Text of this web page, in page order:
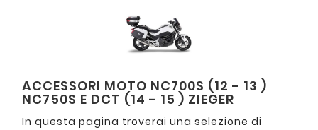
ACCESSORI MOTO NC700S (12 - 13 )
NC750S E DCT (14 - 15 ) ZIEGER
In questa pagina troverai una selezione di